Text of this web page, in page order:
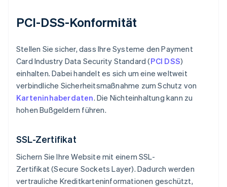
PCI-DSS-Konformität
Stellen Sie sicher, dass Ihre Systeme den Payment
Card Industry Data Security Standard (PCI DSS)
einhalten. Dabei handelt es sich um eine weltweit
verbindliche Sicherheitsmaßnahme zum Schutz von
Karteninhaberdaten. Die Nichteinhaltung kann zu
hohen Bußgeldern führen.
SSL-Zertifikat
Sichern Sie Ihre Website mit einem SSL-
Zertifikat (Secure Sockets Layer). Dadurch werden
vertrauliche Kreditkarteninformationen geschützt,